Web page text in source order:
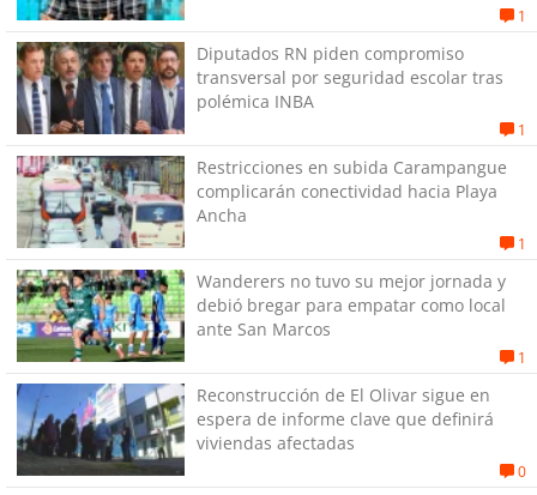
1
Diputados RN piden compromiso
transversal por seguridad escolar tras
polémica INBA
1
Restricciones en subida Carampangue
complicarán conectividad hacia Playa
Ancha
1
Wanderers no tuvo su mejor jornada y
debió bregar para empatar como local
ante San Marcos
1
Reconstrucción de El Olivar sigue en
espera de informe clave que definirá
viviendas afectadas
0